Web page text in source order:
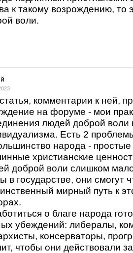
к такому возрождению,
воли.
комментарии к ней,
на форуме - мои
людей доброй воли
Есть 2
народа -
христианские
доброй воли слишком
в государстве, они смогут
мирный путь к
о благе народа
убеждений: либералы,
консерваторы,
чтобы они действовали